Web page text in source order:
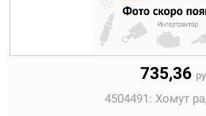
735,36
4504491: Хомут